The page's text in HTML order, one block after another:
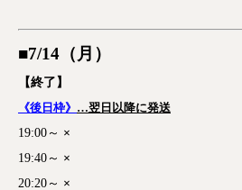
■7/14（月 ）
【終了】
《後日枠》 …翌日以降に発送
19:00～ ×
19:40～ ×
20:20～ ×